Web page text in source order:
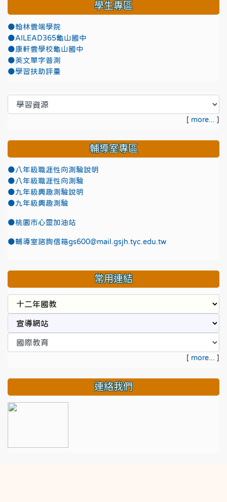
學生專區
●翰林雲端學院
●AILEAD365龜山國中
●康軒雲學校龜山國中
●英文單字普測
●學習扶助評量
[ more... ]
輔導室專區
●八年級職涯性向測驗說明
●八年級職涯性向測驗
●九年級興趣測驗說明
●九年級興趣測驗
●桃園市心靈加油站
●輔導室諮詢信箱gs600@mail.gsjh.tyc.edu.tw
常用連結
[ more... ]
連絡我們